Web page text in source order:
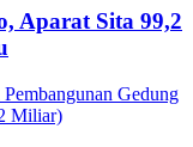
Aparat Sita 99,2